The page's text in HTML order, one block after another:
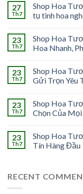
27
Th7
Shop Hoa
tụ tinh hoa
23
Th7
Shop Hoa
Hoa Nhanh,
23
Th7
Shop Hoa
Gửi Trọn Yêu
23
Th7
Shop Hoa
Chọn Của
23
Th7
Shop Hoa
Tín Hàng Đầu
RECENT